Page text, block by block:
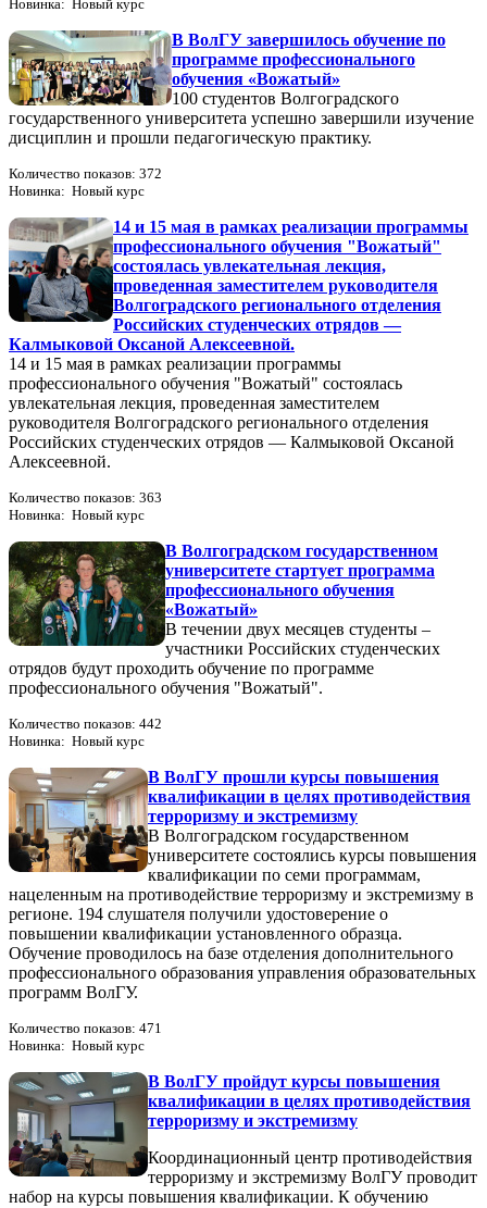
Новинка: Новый курс
В ВолГУ завершилось обучение по
программе профессионального
обучения «Вожатый»
100 студентов Волгоградского
государственного университета успешно завершили изучение
дисциплин и прошли педагогическую практику.
Количество показов: 372
Новинка: Новый курс
14 и 15 мая в рамках реализации программы
профессионального обучения "Вожатый"
состоялась увлекательная лекция,
проведенная заместителем руководителя
Волгоградского регионального отделения
Российских студенческих отрядов —
Калмыковой Оксаной Алексеевной.
14 и 15 мая в рамках реализации программы
профессионального обучения "Вожатый" состоялась
увлекательная лекция, проведенная заместителем
руководителя Волгоградского регионального отделения
Российских студенческих отрядов — Калмыковой Оксаной
Алексеевной.
Количество показов: 363
Новинка: Новый курс
В Волгоградском государственном
университете стартует программа
профессионального обучения
«Вожатый»
В течении двух месяцев студенты –
участники Российских студенческих
отрядов будут проходить обучение по программе
профессионального обучения "Вожатый".
Количество показов: 442
Новинка: Новый курс
В ВолГУ прошли курсы повышения
квалификации в целях противодействия
терроризму и экстремизму
В Волгоградском государственном
университете состоялись курсы повышения
квалификации по семи программам,
нацеленным на противодействие терроризму и экстремизму в
регионе. 194 слушателя получили удостоверение о
повышении квалификации установленного образца.
Обучение проводилось на базе отделения дополнительного
профессионального образования управления образовательных
программ ВолГУ.
Количество показов: 471
Новинка: Новый курс
В ВолГУ пройдут курсы повышения
квалификации в целях противодействия
терроризму и экстремизму
Координационный центр противодействия
терроризму и экстремизму ВолГУ проводит
набор на курсы повышения квалификации. К обучению